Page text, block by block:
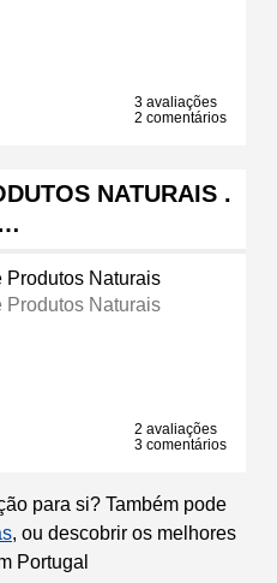
3 avaliações
2 comentários
NATURAIS .
…
Produtos Naturais
Produtos Naturais
2 avaliações
3 comentários
para si? Também pode
, ou descobrir os melhores
Portugal